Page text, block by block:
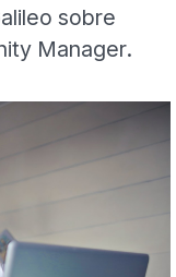
sobre
Manager.